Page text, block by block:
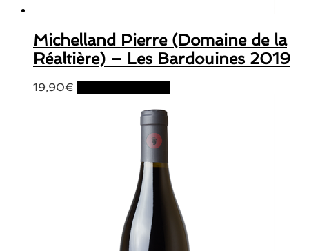
Michelland Pierre (Domaine de la
Réaltière) – Les Bardouines 2019
19,90€